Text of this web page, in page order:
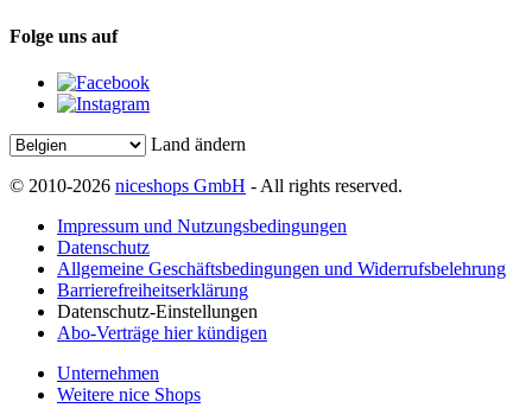
Folge uns auf
Land ändern
© 2010-2026 niceshops GmbH - All rights reserved.
Impressum und Nutzungsbedingungen
Datenschutz
Allgemeine Geschäftsbedingungen und Widerrufsbelehrung
Barrierefreiheitserklärung
Datenschutz-Einstellungen
Abo-Verträge hier kündigen
Unternehmen
Weitere nice Shops